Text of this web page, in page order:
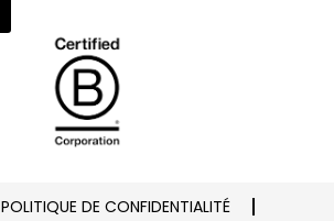
POLITIQUE DE CONFIDENTIALITÉ